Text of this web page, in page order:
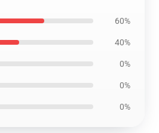
60%
40%
0%
0%
0%